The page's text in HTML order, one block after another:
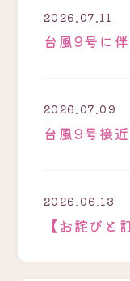
2026.07.11
台風9号に
2026.07.09
台風9号接
2026.06.13
【お詫び